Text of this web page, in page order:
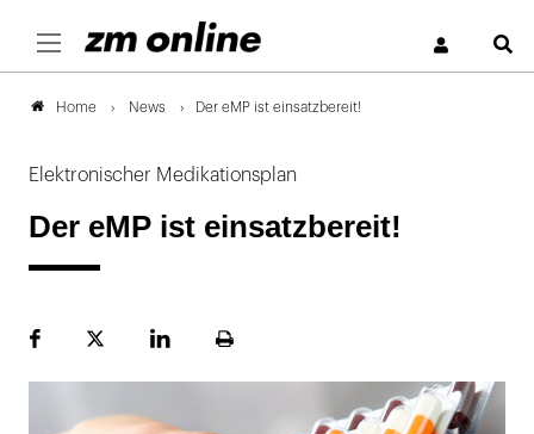
Home News Der eMP ist einsatzbereit!
Elektronischer Medikationsplan
Der eMP ist einsatzbereit!
FacebookPlattformLinekdInSeite